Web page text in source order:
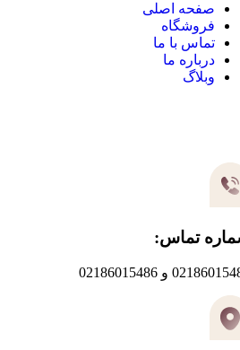
صفحه اصلی
فروشگاه
تماس با ما
درباره ما
وبلاگ
تماس:
و 02186015486